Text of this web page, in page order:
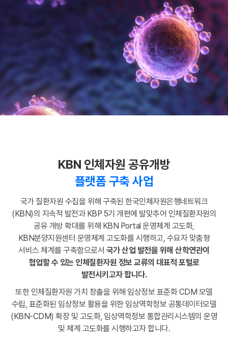
KBN 인체자원 공유개방
플랫폼 구축 사업
국가 질환자원 수집을 위해 구축된 한국인체자원은행네트워크
(KBN)의 지속적 발전과 KBP 5기 개편에 발맞추어 인체질환자원의
공유 개방 확대를 위해 KBN Portal 운영체계 고도화,
KBN분양지원센터 운영체계 고도화를 시행하고, 수요자 맞춤형
서비스 체계를 구축함으로서 국가 산업 발전을 위해 산학연관이
협업할 수 있는 인체질환자원 정보 교류의 대표적 포털로
발전시키고자 합니다.
또한 인체질환자원 가치 창출을 위해 임상정보 표준화 CDM 모델
수립, 표준화된 임상정보 활용을 위한 임상역학정보 공통데이터모델
(KBN-CDM) 확장 및 고도화, 임상역학정보 통합관리시스템의 운영
및 체계 고도화를 시행하고자 합니다.